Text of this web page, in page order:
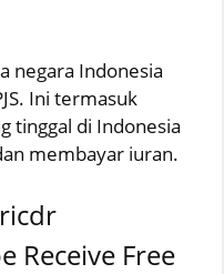
negara Indonesia
Ini termasuk
tinggal di Indonesia
membayar iuran.
Receive Free